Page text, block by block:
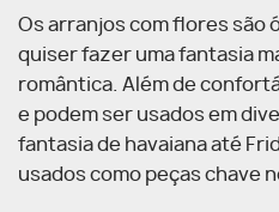
Os arranjos com flores são
quiser fazer uma fantasia
romântica. Além de
e podem ser usados em
fantasia de havaiana até
usados como peças chave